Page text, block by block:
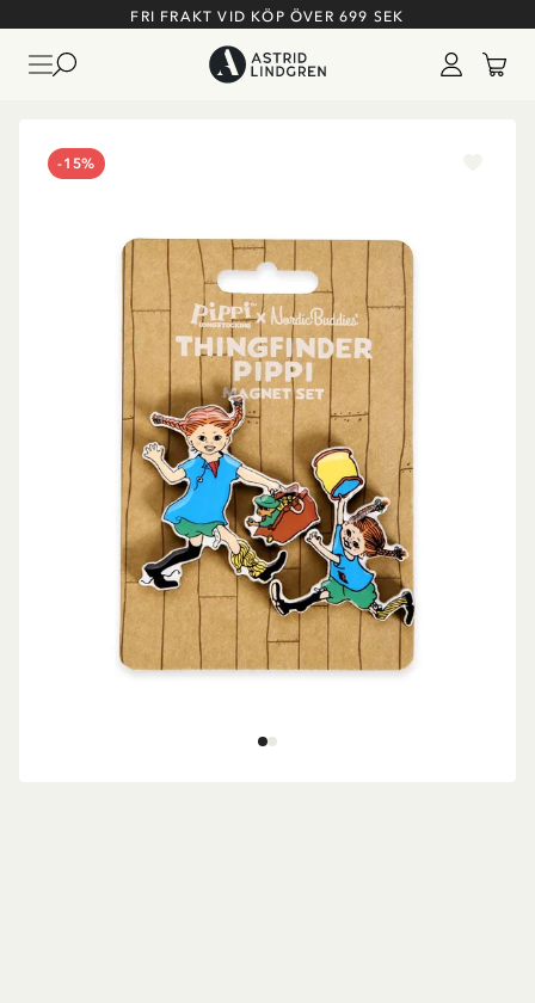
FRI FRAKT VID KÖP ÖVER 699 SEK
-15%